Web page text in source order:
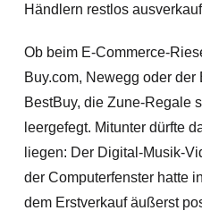
Händlern restlos
Ob beim E-Commerce-
Buy.com, Newegg oder
BestBuy, die Zune-Regale
leergefegt. Mitunter dürfte
liegen: Der Digital-Musik-
der Computerfenster hatte
dem Erstverkauf äußerst